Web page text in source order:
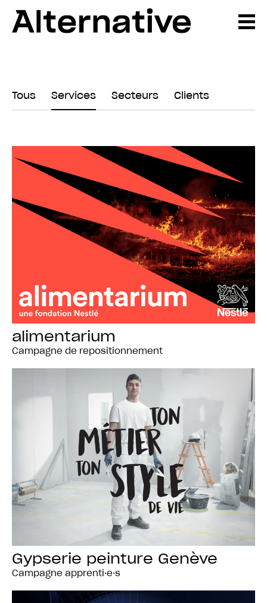
Tous Services Secteurs Clients
alimentarium
Campagne de repositionnement
Gypserie peinture Genève
Campagne apprenti·e·s